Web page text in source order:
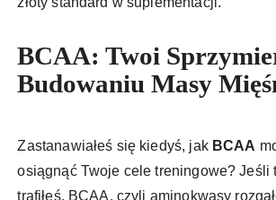
BCAA: Twoi
Budowaniu Masy
Zastanawiałeś się kiedyś, jak BCAA
osiągnąć Twoje cele treningowe? Jeśli
trafiłeś. BCAA, czyli aminokwasy